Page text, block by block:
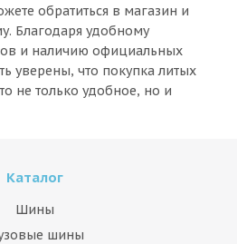
обратиться в магазин и
Благодаря удобному
и наличию официальных
уверены, что покупка литых
не только удобное, но и
Каталог
Шины
шины